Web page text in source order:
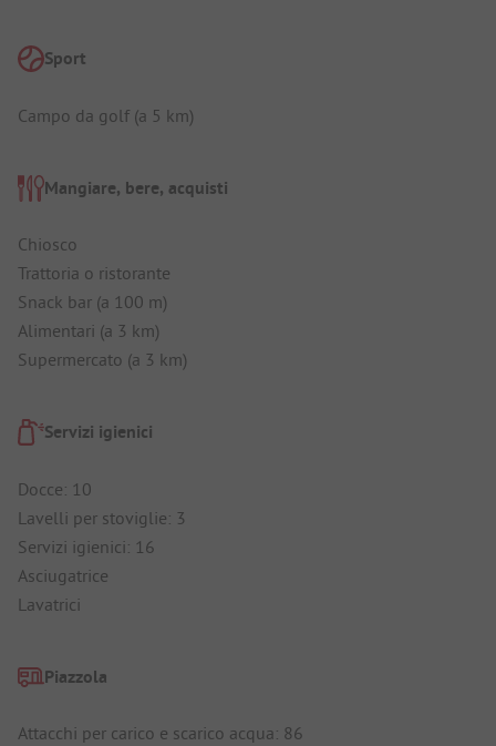
Sport
Campo da golf (a 5 km)
Mangiare, bere, acquisti
Chiosco
Trattoria o ristorante
Snack bar (a 100 m)
Alimentari (a 3 km)
Supermercato (a 3 km)
Servizi igienici
Docce: 10
Lavelli per stoviglie: 3
Servizi igienici: 16
Asciugatrice
Lavatrici
Piazzola
Attacchi per carico e scarico acqua: 86